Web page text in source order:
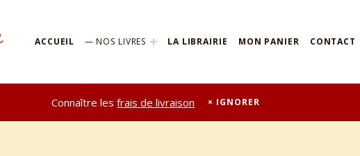
ACCUEIL NOS LIVRES LA LIBRAIRIE MON PANIER CONTACT
Connaître lesfrais de livraison IGNORER